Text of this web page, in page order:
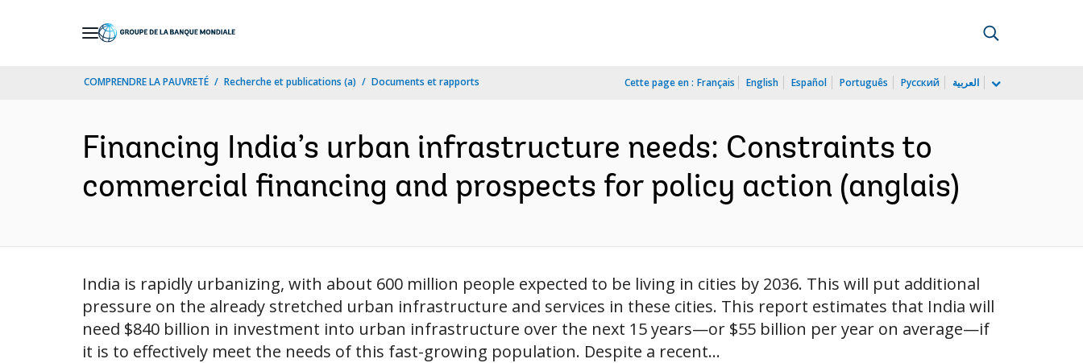
COMPRENDRE LA PAUVRETÉ Recherche et publications (a) Documents et rapports Cette page en : Français English Español Português Русский العربية
Financing India’s urban infrastructure needs: Constraints to
commercial financing and prospects for policy action (anglais)
India is rapidly urbanizing, with about 600 million people expected to be living in cities by 2036. This will put additional
pressure on the already stretched urban infrastructure and services in these cities. This report estimates that India will
need $840 billion in investment into urban infrastructure over the next 15 years—or $55 billion per year on average—if
it is to effectively meet the needs of this fast-growing population. Despite a recent...